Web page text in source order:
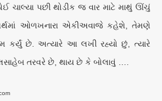
ચાલ્યા પછી થોડીક જ વાર માટે માથું ઊંચું
ઓળખનારા એકીઅવાજે કહેશે, તેમણે
કર્યું છે. અત્યારે આ લખી રહ્યો છું, ત્યારે
તરવરે છે, થાય છે કે બોલાવું ….